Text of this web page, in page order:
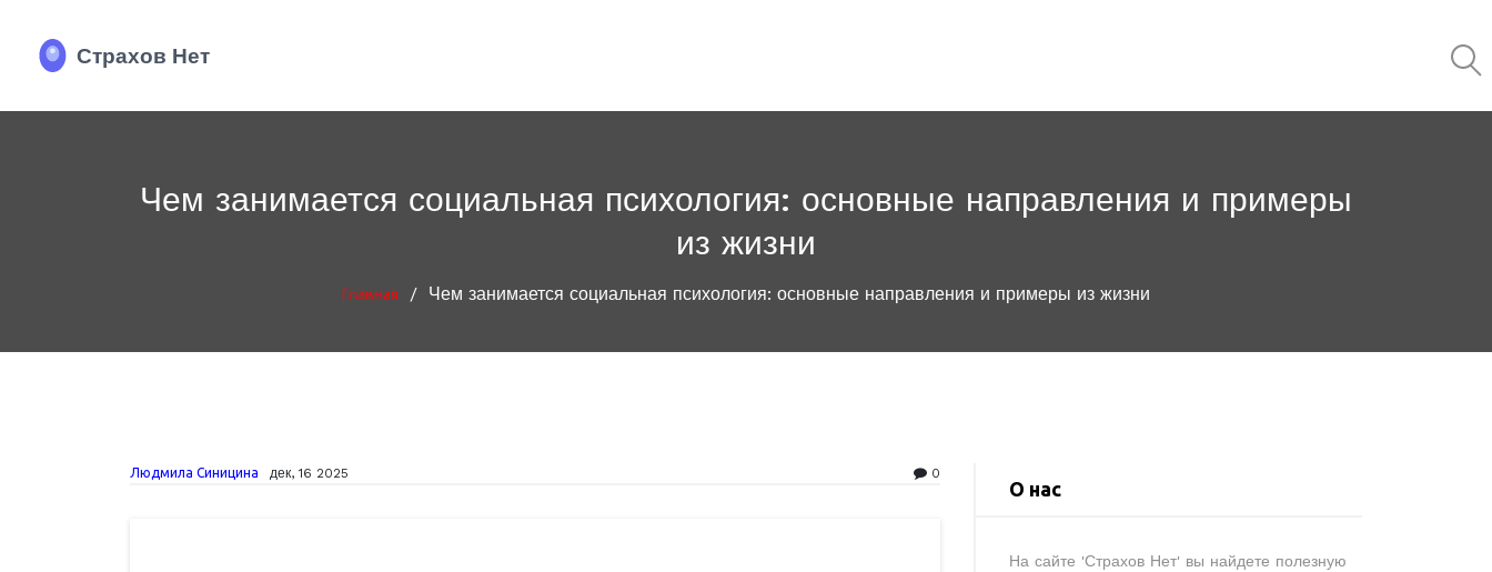
Чем занимается социальная психология: основные направления и примеры
из жизни
Главная / Чем занимается социальная психология: основные направления и примеры из жизни
Людмила Синицина дек, 16 2025 0
О нас
На сайте 'Страхов Нет' вы найдете полезную